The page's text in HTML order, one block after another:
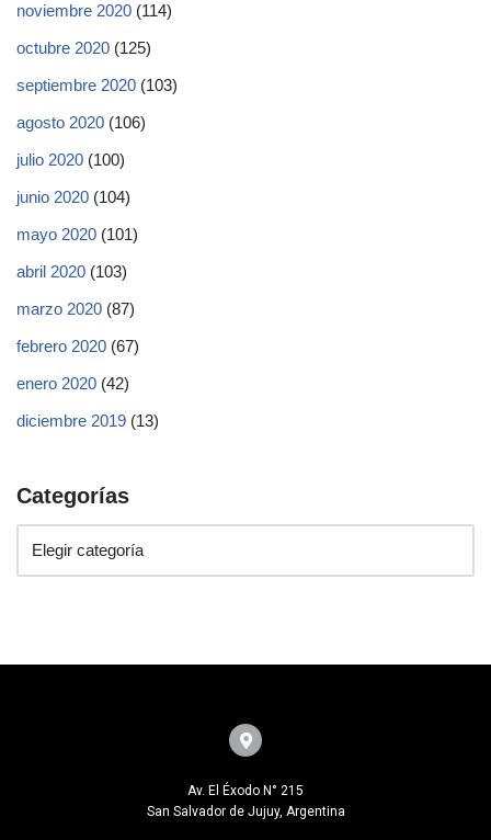
noviembre 2020 (114)
octubre 2020 (125)
septiembre 2020 (103)
agosto 2020 (106)
julio 2020 (100)
junio 2020 (104)
mayo 2020 (101)
abril 2020 (103)
marzo 2020 (87)
febrero 2020 (67)
enero 2020 (42)
diciembre 2019 (13)
Categorías
Av. El Éxodo N° 215
San Salvador de Jujuy, Argentina